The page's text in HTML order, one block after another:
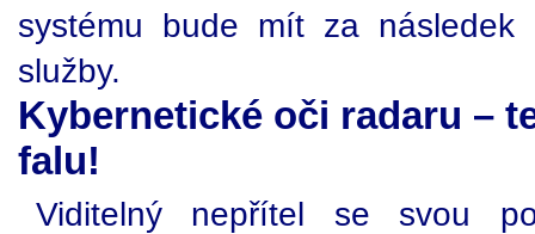
systému bude mít za následek
služby.
Kybernetické oči radaru –
falu!
Viditelný nepřítel se svou